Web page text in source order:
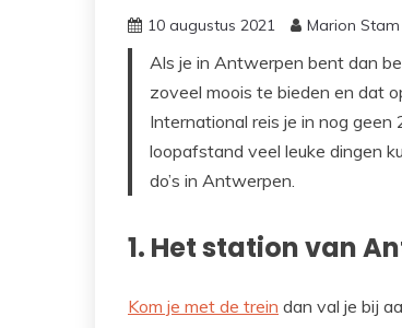
10 augustus 2021 Marion Stam
Als je in Antwerpen bent dan
zoveel moois te bieden en dat
International reis je in nog
loopafstand veel leuke dingen
do’s in Antwerpen.
1. Het station van
Kom je met de trein dan val je bij